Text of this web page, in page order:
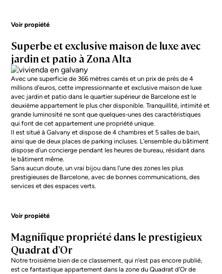
Voir propiété
Superbe et exclusive maison de luxe avec
jardin et patio à Zona Alta
Avec une superficie de 366 mètres carrés et un prix de près de 4
millions d’euros, cette impressionnante et exclusive maison de luxe
avec jardin et patio dans le quartier supérieur de Barcelone est le
deuxième appartement le plus cher disponible. Tranquillité, intimité et
grande luminosité ne sont que quelques-unes des caractéristiques
qui font de cet appartement une propriété unique.
Il est situé à Galvany et dispose de 4 chambres et 5 salles de bain,
ainsi que de deux places de parking incluses. L’ensemble du bâtiment
dispose d’un concierge pendant les heures de bureau, résidant dans
le bâtiment même.
Sans aucun doute, un vrai bijou dans l’une des zones les plus
prestigieuses de Barcelone, avec de bonnes communications, des
services et des espaces verts.
Voir propiété
Magnifique propriété dans le prestigieux
Quadrat d’Or
Notre troisième bien de ce classement, qui n’est pas encore publié,
est ce fantastique appartement dans la zone du Quadrat d’Or de